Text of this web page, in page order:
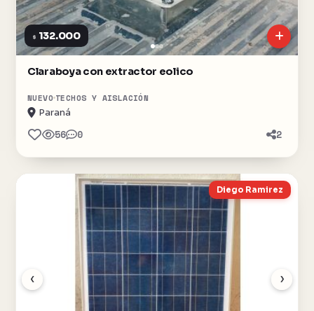
$ 132.000
Claraboya con extractor eolico
NUEVO TECHOS Y AISLACIÓN
Paraná
56 0 2
‹ ›
Diego Ramirez